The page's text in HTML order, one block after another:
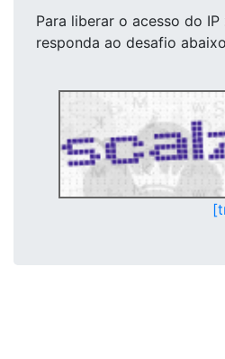
Para liberar o acesso do IP
responda ao desafio